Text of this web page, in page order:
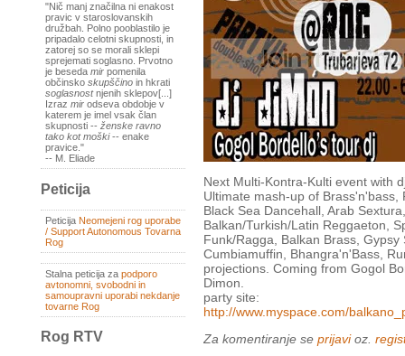
"Nič manj značilna ni enakost
pravic v staroslovanskih
družbah. Polno pooblastilo je
pripadalo celotni skupnosti, in
zatorej so se morali sklepi
sprejemati soglasno. Prvotno
je beseda mir pomenila
občinsko skupščino in hkrati
soglasnostnjenih sklepov[...]
Izraz mir odseva obdobje v
katerem je imel vsak član
skupnosti -- ženske ravno
tako kot moški-- enake
pravice."
-- M. Eliade
Peticija
Peticija Neomejeni rog uporabe
/ Support Autonomous Tovarna
Rog
Stalna peticija za podporo
avtonomni, svobodni in
samoupravni uporabi nekdanje
tovarne Rog
Rog RTV
Next Multi-Kontra-Kulti event with
Ultimate mash-up of
Black Sea Dancehall, Arab
Balkan/Turkish/Latin Reggaeton,
Funk/Ragga, Balkan Brass,
Cumbiamuffin, Bhangra'n'Bass,
projections. Coming from Gogol
Dimon.
party site:
http://www.myspace.com/
Za komentiranje se prijavioz.